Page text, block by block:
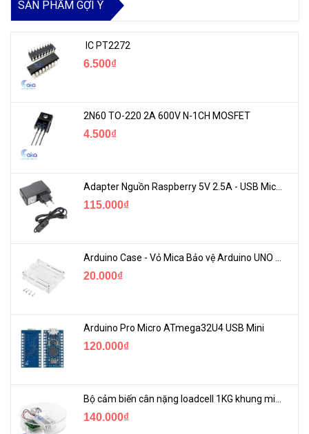
SẢN PHẨM GỢI Ý
IC PT2272
6.500₫
2N60 TO-220 2A 600V N-1CH MOSFET
4.500₫
115.000₫
20.000₫
Arduino Pro Micro ATmega32U4 USB Mini
120.000₫
140.000₫